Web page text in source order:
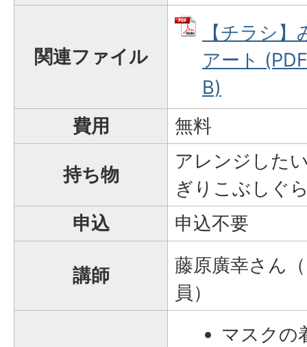
関連ファイル
【チラシ
アート
B)
費用
無料
持ち物
アレンジした
ぎりこぶしぐ
申込
申込不要
講師
藤原廣幸さん
員）
マスクの